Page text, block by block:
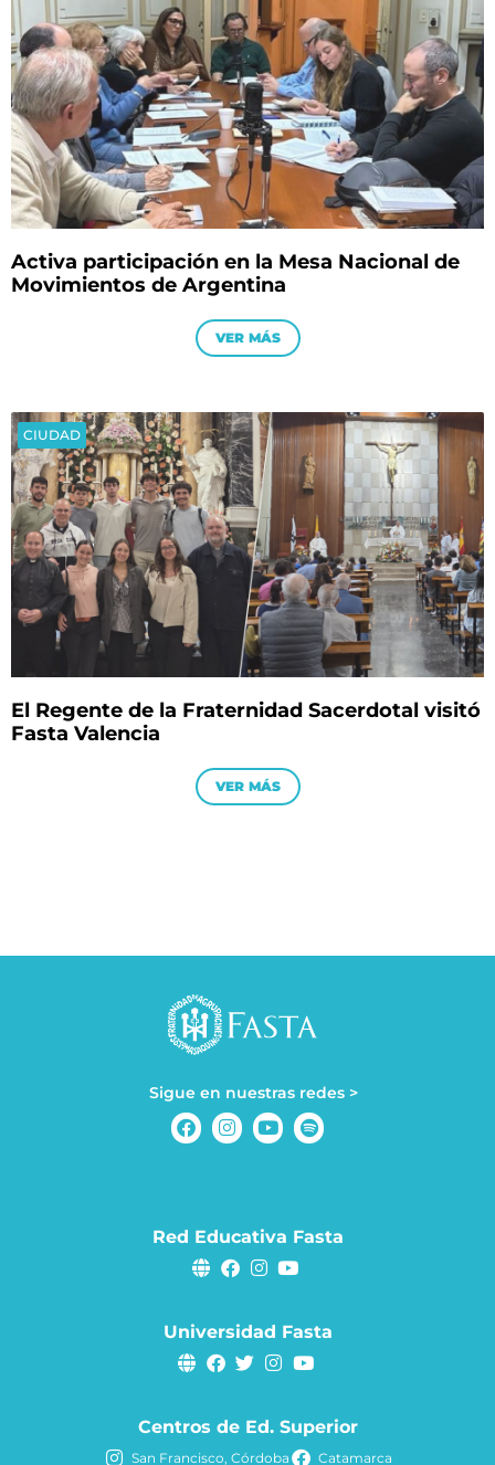
Activa participación en la Mesa Nacional de
Movimientos de Argentina
VER MÁS
CIUDAD
El Regente de la Fraternidad Sacerdotal visitó
Fasta Valencia
VER MÁS
Sigue en nuestras redes >
Red Educativa Fasta
Universidad Fasta
Centros de Ed. Superior
San Francisco, Córdoba Catamarca